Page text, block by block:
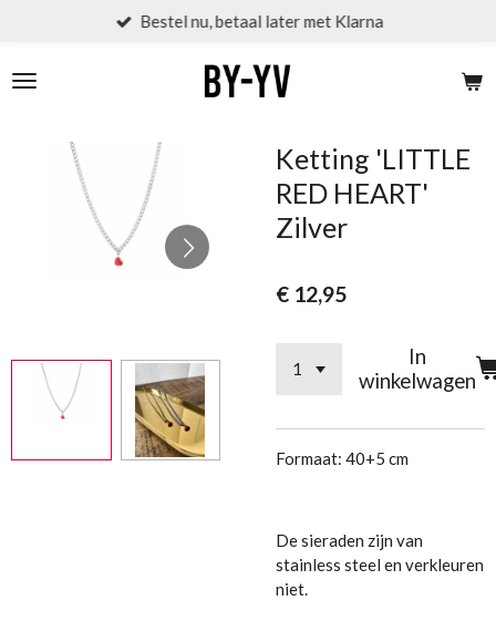
naar
de
Bestel nu, betaal later met Klarna
Ketting 'LITTLE
RED HEART'
Zilver
€ 12,95
In
winkelwagen
Formaat: 40+5 cm
De sieraden zijn van
stainless steel en verkleuren
niet.